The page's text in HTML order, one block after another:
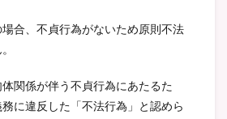
合、不貞行為がないため原則不法
関係が伴う不貞行為にあたるた
に違反した「不法行為」と認めら